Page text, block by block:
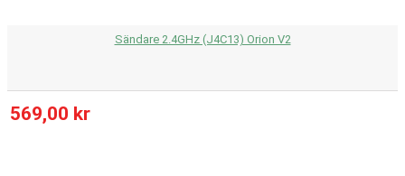
Sändare 2.4GHz (J4C13) Orion V2
569,00 kr